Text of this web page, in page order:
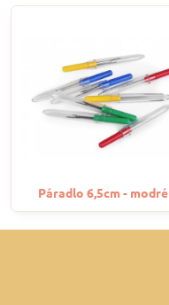
Páradlo 6,5cm - modré